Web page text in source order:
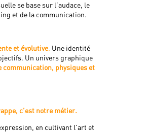
se base sur l’audace, le
et de la communication.
et évolutive. Une identité
Un univers graphique
communication, physiques et
c’est notre métier.
en cultivant l’art et